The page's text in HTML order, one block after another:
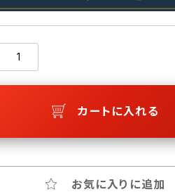
カートに入れる
お気に入りに追加